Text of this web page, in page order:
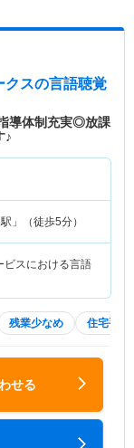
クスの言語聴覚
導体制充実◎放課
♪
」（徒歩5分）
ビスにおける言語
残業少なめ 住宅手当
せる